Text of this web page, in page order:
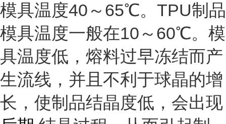
模具温度40～65℃。TPU制品
模具温度一般在10～60℃。模
具温度低，熔料过早冻结而产
生流线，并且不利于球晶的增
长，使制品结晶度低，会出现